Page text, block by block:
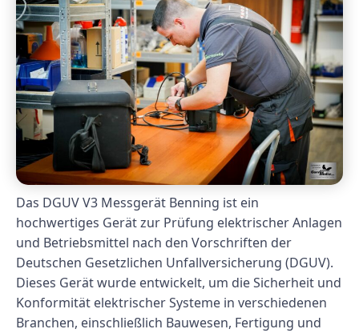
Das DGUV V3 Messgerät Benning ist ein
hochwertiges Gerät zur Prüfung elektrischer Anlagen
und Betriebsmittel nach den Vorschriften der
Deutschen Gesetzlichen Unfallversicherung (DGUV).
Dieses Gerät wurde entwickelt, um die Sicherheit und
Konformität elektrischer Systeme in verschiedenen
Branchen, einschließlich Bauwesen, Fertigung und